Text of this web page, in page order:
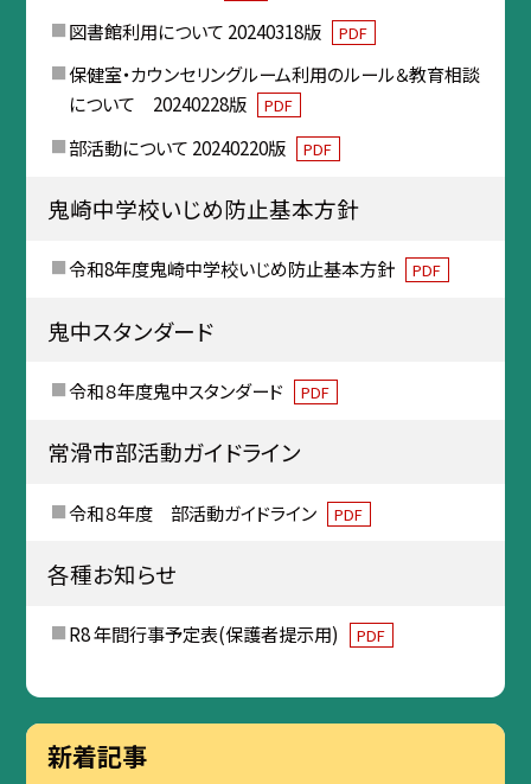
図書館利用について 20240318版 PDF
保健室・カウンセリングルーム利用のルール＆教育相談
について 20240228版
PDF
部活動について 20240220版 PDF
鬼崎中学校いじめ防止基本方針
令和8年度鬼崎中学校いじめ防止基本方針 PDF
鬼中スタンダード
令和８年度鬼中スタンダード PDF
常滑市部活動ガイドライン
令和８年度 部活動ガイドライン PDF
各種お知らせ
R8 年間行事予定表(保護者提示用) PDF
新着記事